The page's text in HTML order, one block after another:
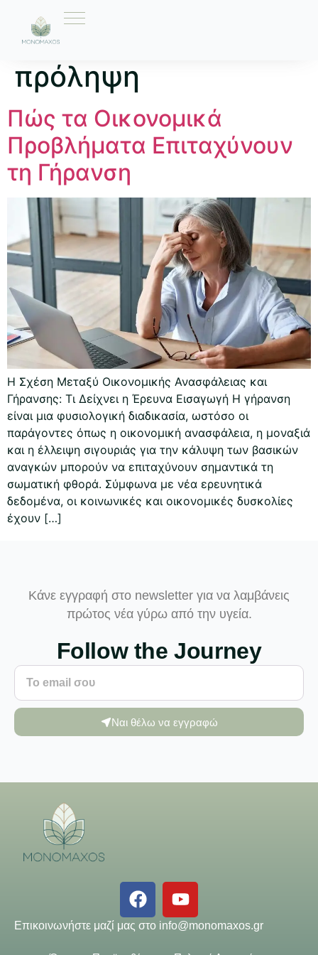
Ετικέτα:
πρόληψη
Πώς τα Οικονομικά
Προβλήματα Επιταχύνουν
τη Γήρανση
Η Σχέση Μεταξύ Οικονομικής Ανασφάλειας και
Γήρανσης: Τι Δείχνει η Έρευνα Εισαγωγή Η γήρανση
είναι μια φυσιολογική διαδικασία, ωστόσο οι
παράγοντες όπως η οικονομική ανασφάλεια, η μοναξιά
και η έλλειψη σιγουριάς για την κάλυψη των βασικών
αναγκών μπορούν να επιταχύνουν σημαντικά τη
σωματική φθορά. Σύμφωνα με νέα ερευνητικά
δεδομένα, οι κοινωνικές και οικονομικές δυσκολίες
έχουν […]
Κάνε εγγραφή στο newsletter για να λαμβάνεις
πρώτος νέα γύρω από την υγεία.
Follow the Journey
Ναι θέλω να εγγραφώ
Επικοινωνήστε μαζί μας στο info@monomaxos.gr